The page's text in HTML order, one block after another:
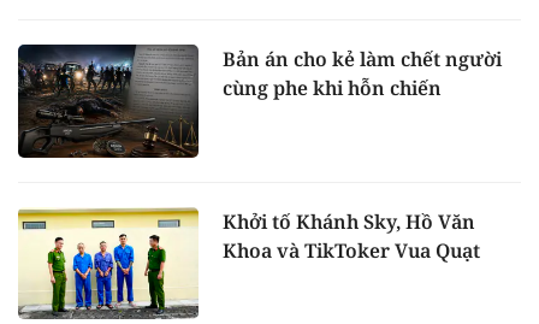
Bản án cho kẻ làm chết người
cùng phe khi hỗn chiến
Khởi tố Khánh Sky, Hồ Văn
Khoa và TikToker Vua Quạt